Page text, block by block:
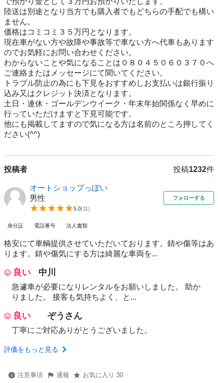
陸送は別途となり当方でも購入者でもどちらの手配でも構い
ません。
価格はコミコミ３５万円となります。
現在車がない方や故障や事故等で車ない方へ代車もあります
のでお気軽にお問い合わせください。
わからないことや気になることは０８０４５０６０３７０へ
ご連絡またはメッセージにて聞いてください。
トラブル防止の為にも下見をおすすめしお支払いは銀行振り
込み又はクレジット決済となります。
土日・連休・ゴールデンウイーク・年末年始関係なく早めに
行っていただけますと下見可能です。
他にも掲載してますので気になる方は名前のところ押してく
ださい(^^)
投稿者 投稿1232件
オートショップっぽい
男性
5.0(11)
フォローする
身分証 電話番号 法人書類
格安にて車輌提供させていただいております。錆や傷等はあ
ります。錆や傷気にする方は綺麗な車両を...
良い 中川
急遽車が必要になりレンタルをお願いしました。 助か
りました。 接客も気持ちよく、と...
良い ぞうさん
丁寧にご対応ありがとうございました。
評価をもっと見る
注意事項 通報 お気に入り 30